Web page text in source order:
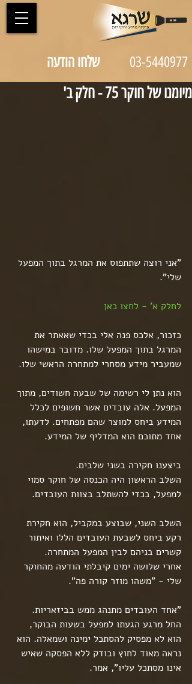
03-5440977 שלחו הודעה
מיומנו של חוקר 75 - חלק ב'
"אני רוצה שתתפוס את המרגל בתוך המפעל
שלי".
לחלק א' - לחצו כאן
כזכור, אלכס פנה אלי בכדי שאאתר את
המרגל בתוך המפעל שלו. מדובר במישהו
שמעביר מידע מסחרי למתחרה הראשי שלו.
הוא נתן לי רשימה של שבעה חשודים, מתוך
המפעל. אלה עובדים אשר חשופים לכלל
המידע ביחס למוצר שהם מפתחים. לדעתו,
אחד מתוכם הוא המדליף של המידע.
ביצענו חקירה בשני שלבים.
השלב הראשון היה הכנסה של חוקר סמוי
למפעל, בכדי להשתלב בצוות העובדים.
השלב השני, שבוצע במקביל, הוא חקירת
רקע ביחס לשבעת העובדים הללו ואיתור
קשרים בניהם לבין המפעל המתחרה.
אחרי שלושה ימים קיבלתי הודעה מהחוקר
שלי - "משהו מוזר קורה פה".
"אחד העובדים מתנהג ממש בביזאריות.
החל מרגע הגעתו למפעל בשעות הבוקר,
הוא לא מפסיק להסתכל ימינה ושמאלה. הוא
נראה מאוד לחוץ ובודק ללא הפסקה שאיש
אינו מסתכל עליו", אמר.